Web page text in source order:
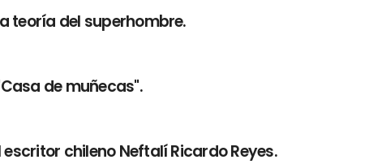
teoría del superhombre.
de muñecas".
chileno Neftalí Ricardo Reyes.